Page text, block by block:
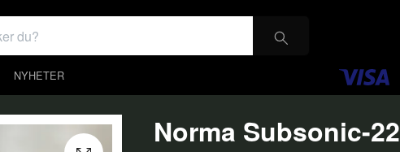
NYHETER
Norma Subsonic-22